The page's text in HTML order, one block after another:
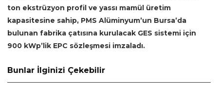
ton ekstrüzyon profil ve yassı mamül üretim
kapasitesine sahip, PMS Alüminyum’un Bursa’da
bulunan fabrika çatısına kurulacak GES sistemi için
900 kWp’lik EPC sözleşmesi imzaladı.
Bunlar İlginizi Çekebilir